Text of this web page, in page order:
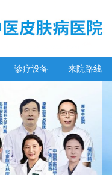
诊疗设备 来院路线
特邀原清华大学第一附属医院皮肤科主任28-29日来院会诊
【世界白癜风日】白斑0元普查，更有多重福利千万别错过!
五一关爱全民皮肤健康，到院领取价值2240元白斑诊疗金!
清明小长假，2022春季白斑抗复发诊疗援助活动开启!
阳春三月·抗白复发——远大白斑抗复发活动开启!
放寒假，祛白斑!7天唤醒黑色素!白斑强化诊疗进行中!